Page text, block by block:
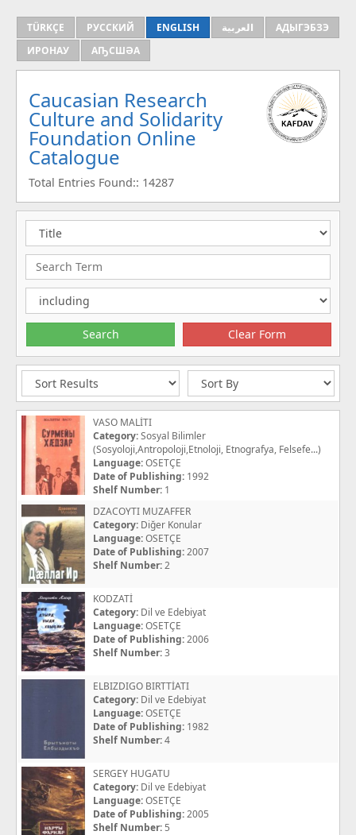
TÜRKÇE РУССКИЙ ENGLISH العربية
АДЫГЭБЗЭ
ИРОНАУ
АҦСШӘА
Caucasian Research
Culture and Solidarity
Foundation Online
Catalogue
Total Entries Found:: 14287
VASO MALİTI
Category:Sosyal Bilimler
(Sosyoloji,Antropoloji,Etnoloji, Etnografya, Felsefe...)
Language:OSETÇE
Date of Publishing: 1992
Shelf Number: 1
DZACOYTI MUZAFFER
Category: Diğer Konular
Language:OSETÇE
Date of Publishing:2007
Shelf Number:2
KODZATİ
Category: Dil ve Edebiyat
Language:OSETÇE
Date of Publishing:2006
Shelf Number:3
ELBIZDIGO BIRTTİATI
Category: Dil ve Edebiyat
Language:OSETÇE
Date of Publishing: 1982
Shelf Number:4
SERGEY HUGATU
Category: Dil ve Edebiyat
Language:OSETÇE
Date of Publishing:2005
Shelf Number: 5